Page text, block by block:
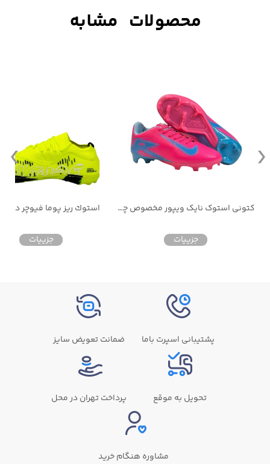
استوك ريز پوما فيوچر دو منظوره
جزییات
کفش استوک ریز اقتصادی
جزییات
پشتیبانی اسپرت باما ضمانت تعویض سایز
تحویل به موقع پرداخت تهران در محل
مشاوره هنگام خرید